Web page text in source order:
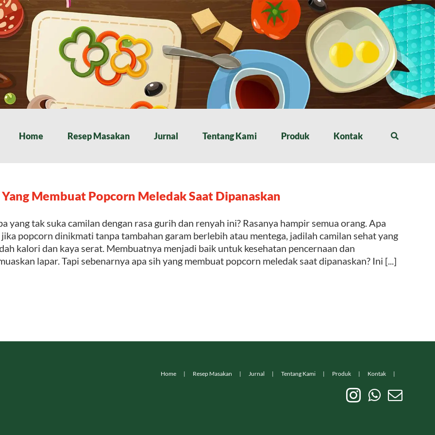
Home Resep Masakan Jurnal Tentang Kami Produk Kontak
Membuat Popcorn Meledak Saat Dipanaskan
yang tak suka camilan dengan rasa gurih dan renyah ini? Rasanya hampir semua orang. Apa
jika popcorn dinikmati tanpa tambahan garam berlebih atau mentega, jadilah camilan sehat yang
kalori dan kaya serat. Membuatnya menjadi baik untuk kesehatan pencernaan dan
lapar. Tapi sebenarnya apa sih yang membuat popcorn meledak saat dipanaskan? Ini [...]
Home Resep Masakan Jurnal Tentang Kami Produk Kontak